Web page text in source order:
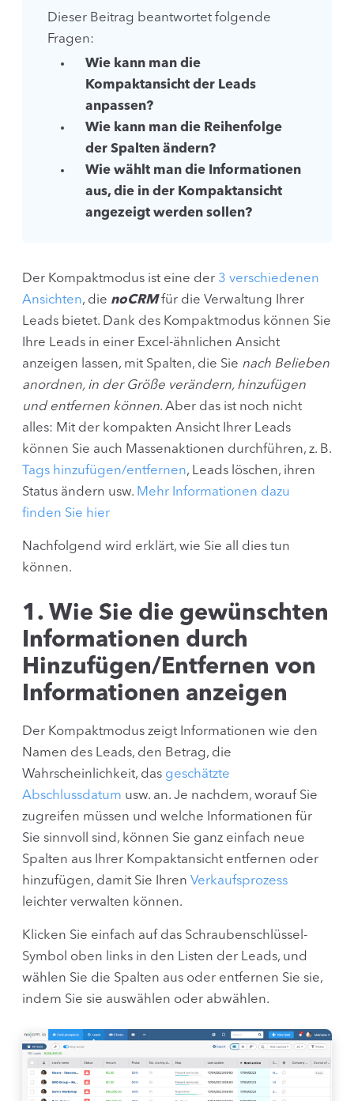
Dieser Beitrag beantwortet folgende
Fragen:
Wie kann man die
Kompaktansicht der Leads
anpassen?
Wie kann man die Reihenfolge
der Spalten ändern?
Wie wählt man die Informationen
aus, die in der Kompaktansicht
angezeigt werden sollen?
Der Kompaktmodus ist eine der 3 verschiedenen
Ansichten, die noCRMfür die Verwaltung Ihrer
Leads bietet. Dank des Kompaktmodus können Sie
Ihre Leads in einer Excel-ähnlichen Ansicht
anzeigen lassen, mit Spalten, die Sie nach Belieben
anordnen, in der Größe verändern, hinzufügen
und entfernen können. Aber das ist noch nicht
alles: Mit der kompakten Ansicht Ihrer Leads
können Sie auch Massenaktionen durchführen, z. B.
Tags hinzufügen/entfernen, Leads löschen, ihren
Status ändern usw. Mehr Informationen dazu
finden Sie hier
Nachfolgend wird erklärt, wie Sie all dies tun
können.
1. Wie Sie die gewünschten
Informationen durch
Hinzufügen/Entfernen von
Informationen anzeigen
Der Kompaktmodus zeigt Informationen wie den
Namen des Leads, den Betrag, die
Wahrscheinlichkeit, das geschätzte
Abschlussdatum usw. an. Je nachdem, worauf Sie
zugreifen müssen und welche Informationen für
Sie sinnvoll sind, können Sie ganz einfach neue
Spalten aus Ihrer Kompaktansicht entfernen oder
hinzufügen, damit Sie Ihren Verkaufsprozess
leichter verwalten können.
Klicken Sie einfach auf das Schraubenschlüssel-
Symbol oben links in den Listen der Leads, und
wählen Sie die Spalten aus oder entfernen Sie sie,
indem Sie sie auswählen oder abwählen.